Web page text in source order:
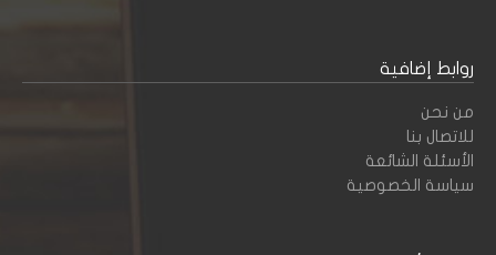
روابط إضافية
من نحن
للاتصال بنا
الأسئلة الشائعة
سياسة الخصوصية